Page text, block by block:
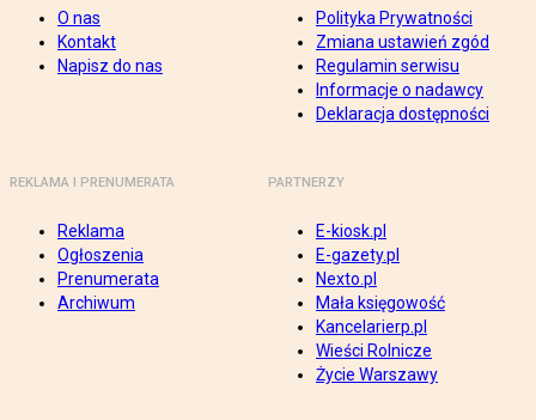
O nas
Kontakt
Napisz do nas
Polityka Prywatności
Zmiana ustawień zgód
Regulamin serwisu
Informacje o nadawcy
Deklaracja dostępności
REKLAMA I PRENUMERATA
Reklama
Ogłoszenia
Prenumerata
Archiwum
PARTNERZY
E-kiosk.pl
E-gazety.pl
Nexto.pl
Mała księgowość
Kancelarierp.pl
Wieści Rolnicze
Życie Warszawy